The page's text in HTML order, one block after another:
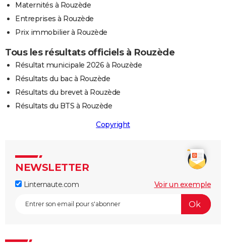
Maternités à Rouzède
Entreprises à Rouzède
Prix immobilier à Rouzède
Tous les résultats officiels à Rouzède
Résultat municipale 2026 à Rouzède
Résultats du bac à Rouzède
Résultats du brevet à Rouzède
Résultats du BTS à Rouzède
Copyright
NEWSLETTER
Linternaute.com Voir un exemple